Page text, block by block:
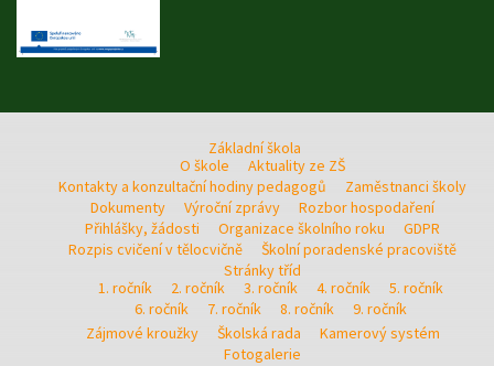
Základní škola
O škole
Aktuality ze ZŠ
Kontakty a konzultační hodiny pedagogů
Zaměstnanci školy
Dokumenty
Výroční zprávy
Rozbor hospodaření
Přihlášky, žádosti
Organizace školního roku
GDPR
Rozpis cvičení v tělocvičně
Školní poradenské pracoviště
Stránky tříd
1. ročník
2. ročník 3. ročník 4. ročník
5. ročník
6. ročník
7. ročník 8. ročník
9. ročník
Zájmové kroužky
Školská rada
Kamerový systém
Fotogalerie